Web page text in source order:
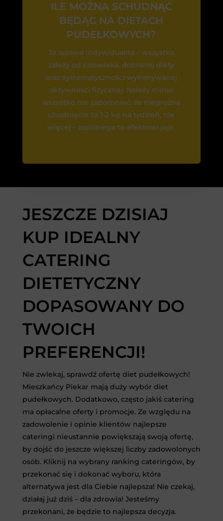
ILE MOŻNA SCHUDNĄĆ
BĘDĄC NA DIETACH
PUDEŁKOWYCH?
To sprawa indywidualna – wszystko
zależy od człowieka, dobranej diety
oraz systematyczności wykonywanej
aktywności fizycznej. Należy mimo
wszystko nie zapomnieć, że niegroźne
chudnięcie to 1-2 kg na tydzień, nie
więcej – zapobiega to efektowi jojo.
JESZCZE DZISIAJ
KUP IDEALNY
CATERING
DIETETYCZNY
DOPASOWANY DO
TWOICH
PREFERENCJI!
Nie zwlekaj, sprawdź ofertę diet pudełkowych!
Mieszkańcy Piekar mają duży wybór diet
pudełkowych. Dodatkowo, często jakiś catering
ma opłacalne oferty i promocje. Ze względu na
zadowolenie i opinie klientów najlepsze
cateringi nieustannie powiększają swoją ofertę,
by dojść do jeszcze większej liczby zadowolonych
osób. Kliknij na wybrany ranking cateringów, by
przekonać się i dokonać wyboru, która
alternatywa jest dla Ciebie najlepsza! Nie czekaj,
działaj już dziś – dla zdrowia! Jesteśmy
przekonani, że będzie to najlepsza decyzja.